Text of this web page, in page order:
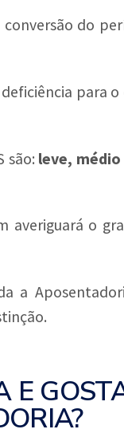
conversão do
são: leve, médio
averiguará o
a
E